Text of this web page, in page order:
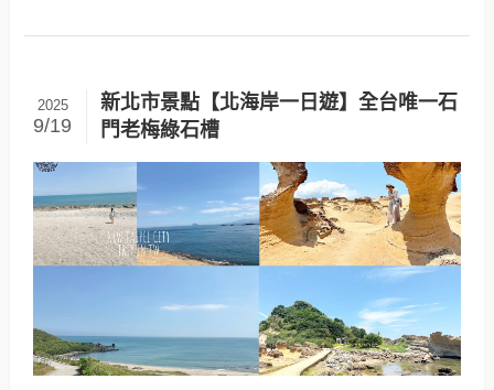
新北市景點【北海岸一日遊】全台唯一石
門老梅綠石槽
2025
9/19